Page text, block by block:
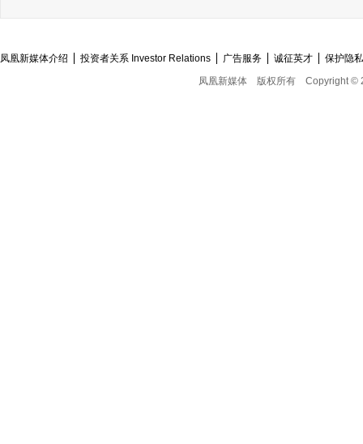
凤凰新媒体介绍 投资者关系 Investor Relations 广告服务 诚征英才
保护隐
凤凰新媒体
版权所有 Copyright ©